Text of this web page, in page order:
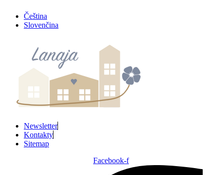
obsah
Čeština
Slovenčina
Newsletter
Kontakty
Sitemap
Facebook-f